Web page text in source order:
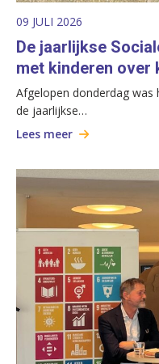
09 JULI 2026
De jaarlijkse
met kinderen over
Afgelopen donderdag
de jaarlijkse…
Lees meer